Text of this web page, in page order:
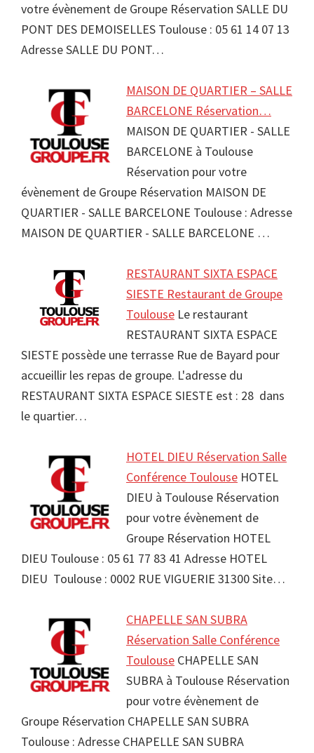
votre évènement de Groupe Réservation SALLE DU
PONT DES DEMOISELLES Toulouse : 05 61 14 07 13
Adresse SALLE DU PONT…
MAISON DE QUARTIER – SALLE
BARCELONE Réservation…
MAISON DE QUARTIER - SALLE
BARCELONE à Toulouse
Réservation pour votre
évènement de Groupe Réservation MAISON DE
QUARTIER - SALLE BARCELONE Toulouse : Adresse
MAISON DE QUARTIER - SALLE BARCELONE …
RESTAURANT SIXTA ESPACE
SIESTE Restaurant de Groupe
Toulouse Le restaurant
RESTAURANT SIXTA ESPACE
SIESTE possède une terrasse Rue de Bayard pour
accueillir les repas de groupe. L'adresse du
RESTAURANT SIXTA ESPACE SIESTE est : 28 dans
le quartier…
HOTEL DIEU Réservation Salle
Conférence Toulouse HOTEL
DIEU à Toulouse Réservation
pour votre évènement de
Groupe Réservation HOTEL
DIEU Toulouse : 05 61 77 83 41 Adresse HOTEL
DIEU Toulouse : 0002 RUE VIGUERIE 31300 Site…
CHAPELLE SAN SUBRA
Réservation Salle Conférence
Toulouse CHAPELLE SAN
SUBRA à Toulouse Réservation
pour votre évènement de
Groupe Réservation CHAPELLE SAN SUBRA
Toulouse : Adresse CHAPELLE SAN SUBRA